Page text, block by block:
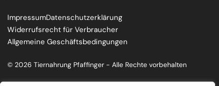
ImpressumDatenschutzerklärung
Widerrufsrecht für Verbraucher
Allgemeine Geschäftsbedingungen
© 2026 Tiernahrung Pfaffinger - Alle Rechte vorbehalten